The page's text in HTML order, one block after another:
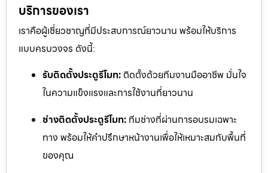
บริการของเรา
เราคือผู้เชี่ยวชาญที่มีประสบการณ์ยาวนาน พร้อมให้บริการ
แบบครบวงจร ดังนี้:
รับติดตั้งประตูรีโมท: ติดตั้งด้วยทีมงานมืออาชีพ มั่นใจ
ในความแข็งแรงและการใช้งานที่ยาวนาน
ช่างติดตั้งประตูรีโมท: ทีมช่างที่ผ่านการอบรมเฉพาะ
ทาง พร้อมให้คำปรึกษาหน้างานเพื่อให้เหมาะสมกับพื้นที่
ของคุณ